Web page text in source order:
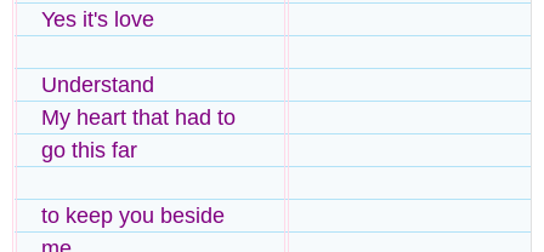
Yes it's love
Understand
My heart that had to
go this far
to keep you beside